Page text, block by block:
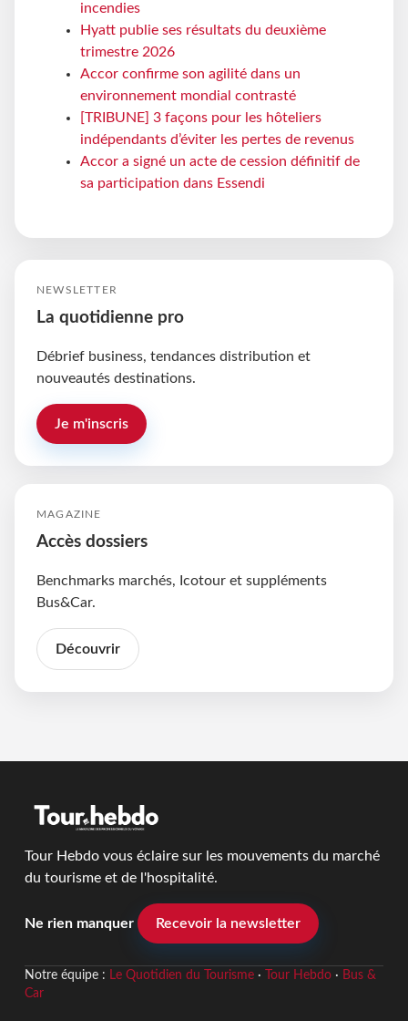
incendies
Hyatt publie ses résultats du deuxième
trimestre 2026
Accor confirme son agilité dans un
environnement mondial contrasté
[TRIBUNE] 3 façons pour les hôteliers
indépendants d’éviter les pertes de revenus
Accor a signé un acte de cession définitif de
sa participation dans Essendi
NEWSLETTER
La quotidienne pro
Débrief business, tendances distribution et
nouveautés destinations.
Je m'inscris
MAGAZINE
Accès dossiers
Benchmarks marchés, Icotour et suppléments
Bus&Car.
Découvrir
Tour Hebdo vous éclaire sur les mouvements du marché
du tourisme et de l'hospitalité.
Ne rien manquer Recevoir la newsletter
Notre équipe : Le Quotidien du Tourisme· Tour Hebdo· Bus &
Car